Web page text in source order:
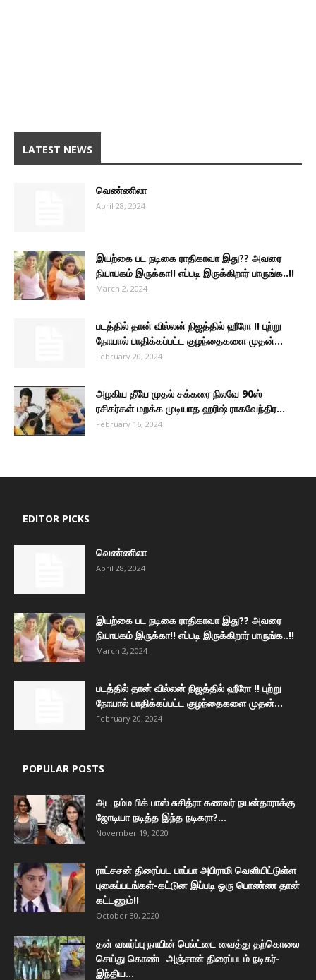
LATEST NEWS
வெண்ணிலா
April 28, 2024
இயற்கை பட நடிகை ராதிகாவா இது?? அவரை
நியாபகம் இருக்கா!! எப்படி இருக்கிறார் பாருங்க..!!
March 2, 2024
படத்தில் தான் வில்லன் நிஜத்தில் ஹீரோ !! புற்று
நோயால் பாதிக்கப்பட்ட குழந்தைகளை முதன்...
February 20, 2024
அழகிய தீயே முதல் சக்கரை நிலவே 90ஸ்
ரசிகர்கள் மறக்க முடியாத ஹரிஷ் ராகவேந்திர...
February 16, 2024
EDITOR PICKS
வெண்ணிலா
April 28, 2024
இயற்கை பட நடிகை ராதிகாவா இது?? அவரை
நியாபகம் இருக்கா!! எப்படி இருக்கிறார் பாருங்க..!!
March 2, 2024
படத்தில் தான் வில்லன் நிஜத்தில் ஹீரோ !! புற்று
நோயால் பாதிக்கப்பட்ட குழந்தைகளை முதன்...
February 20, 2024
POPULAR POSTS
அட நம்ம பிக் பாஸ் சுசித்ரா கணவர் நயன்தாராக்கு
ஜோடியா நடித்த இந்த நடிகரா?...
November 19, 2020
ராட்சசன் திரைப்பட பாப்பா அபிராமி வெளியிட்டுள்ள
புகைப்படங்கள்-கட்டுன இப்படி ஒரு பொண்ண தான்
கட்டணும்!!
October 30, 2020
தன் வளர்ப்பு நாயின் பெல்ட்டை வைத்து தற்கொலை
செய்து கொண்ட அஞ்சான் திரைப்படம் நடிகர்-
இந்திய...